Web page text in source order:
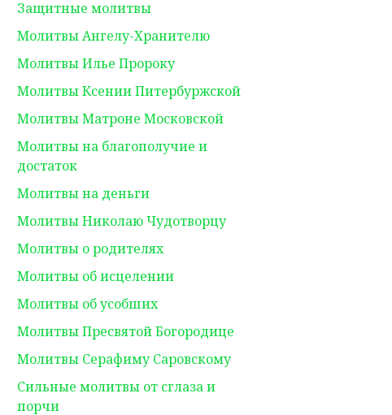
Защитные молитвы
Молитвы Ангелу-Хранителю
Молитвы Илье Пророку
Молитвы Ксении Питербуржской
Молитвы Матроне Московской
Молитвы на благополучие и
достаток
Молитвы на деньги
Молитвы Николаю Чудотворцу
Молитвы о родителях
Молитвы об исцелении
Молитвы об усобших
Молитвы Пресвятой Богородице
Молитвы Серафиму Саровскому
Сильные молитвы от сглаза и
порчи